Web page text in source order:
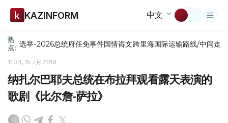
KAZINFORM 中文
热
点: 选举-2026总统府任免事件国情咨文跨里海国际运输路线/中间走廊
11:34, 15 7月 2018
纳扎尔巴耶夫总统在布拉拜观看露天表演的
歌剧《比尔詹-萨拉》